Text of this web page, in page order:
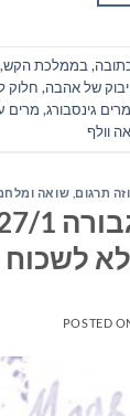
,בממלכת הקש,
של אהבה, חלוק
מרים גינסבורג, מרים
וולף
תרגום שואה
לשכוח
POSTED